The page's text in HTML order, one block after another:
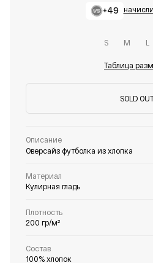
+49
S M L
Таблица
SOLD
Описание
Оверсайз футболка из хлопка
Материал
Кулирная гладь
Плотность
200 гр/м²
Состав
100% хлопок